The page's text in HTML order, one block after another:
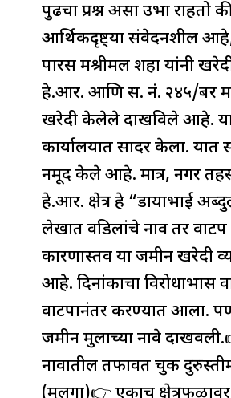
पुढचा प्रश्न असा उभा
आर्थिकदृष्ट्या संवेदनशील आहे,
पारस मश्रीमल शहा यांनी
हे.आर. आणि स. नं. २४५/बर
खरेदी केलेले दाखविले आहे.
कार्यालयात सादर केला.
नमूद केले आहे. मात्र, नगर
हे.आर. क्षेत्र हे “डायाभाई
लेखात वडिलांचे नाव तर
कारणास्तव या जमीन खरेदी
आहे. दिनांकाचा
वाटपानंतर करण्यात आला.
जमीन मुलाच्या नावे
नावातील तफावत चुक